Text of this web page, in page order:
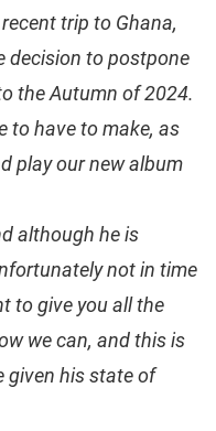
trip to Ghana,
decision to postpone
the Autumn of 2024.
to have to make, as
play our new album
although he is
not in time
to give you all the
we can, and this is
given his state of